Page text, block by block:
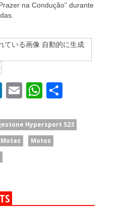
na Condução” durante
LinkedIn
EmailWhatsApp
Hypersport S23
Motas
Motos